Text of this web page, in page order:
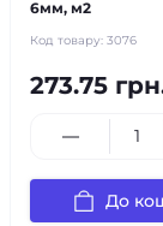
6мм, м2
Код товару: 3076
273.75
До